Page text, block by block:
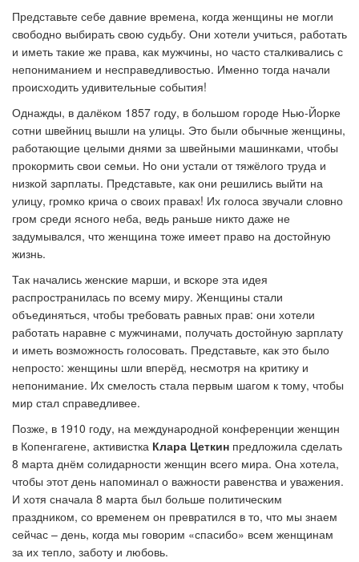
Представьте себе давние времена, когда женщины не могли
свободно выбирать свою судьбу. Они хотели учиться, работать
и иметь такие же права, как мужчины, но часто сталкивались с
непониманием и несправедливостью. Именно тогда начали
происходить удивительные события!
Однажды, в далёком 1857 году, в большом городе Нью-Йорке
сотни швейниц вышли на улицы. Это были обычные женщины,
работающие целыми днями за швейными машинками, чтобы
прокормить свои семьи. Но они устали от тяжёлого труда и
низкой зарплаты. Представьте, как они решились выйти на
улицу, громко крича о своих правах! Их голоса звучали словно
гром среди ясного неба, ведь раньше никто даже не
задумывался, что женщина тоже имеет право на достойную
жизнь.
Так начались женские марши, и вскоре эта идея
распространилась по всему миру. Женщины стали
объединяться, чтобы требовать равных прав: они хотели
работать наравне с мужчинами, получать достойную зарплату
и иметь возможность голосовать. Представьте, как это было
непросто: женщины шли вперёд, несмотря на критику и
непонимание. Их смелость стала первым шагом к тому, чтобы
мир стал справедливее.
Позже, в 1910 году, на международной конференции женщин
в Копенгагене, активистка Клара Цеткин предложила сделать
8 марта днём солидарности женщин всего мира. Она хотела,
чтобы этот день напоминал о важности равенства и уважения.
И хотя сначала 8 марта был больше политическим
праздником, со временем он превратился в то, что мы знаем
сейчас – день, когда мы говорим «спасибо» всем женщинам
за их тепло, заботу и любовь.